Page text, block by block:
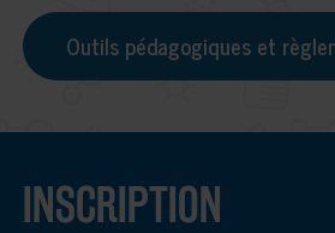
Outils pédagogiques et
INSCRIPTION